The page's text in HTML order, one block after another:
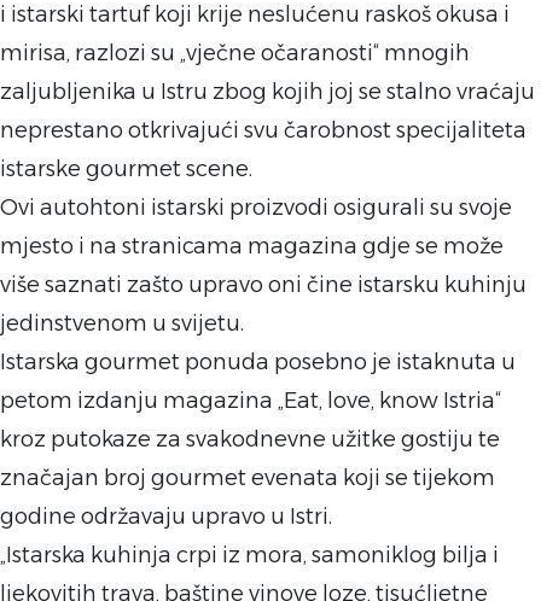
i istarski tartuf koji krije neslućenu raskoš okusa i
mirisa, razlozi su „vječne očaranosti“ mnogih
zaljubljenika u Istru zbog kojih joj se stalno vraćaju
neprestano otkrivajući svu čarobnost specijaliteta
istarske gourmet scene.
Ovi autohtoni istarski proizvodi osigurali su svoje
mjesto i na stranicama magazina gdje se može
više saznati zašto upravo oni čine istarsku kuhinju
jedinstvenom u svijetu.
Istarska gourmet ponuda posebno je istaknuta u
petom izdanju magazina „Eat, love, know Istria“
kroz putokaze za svakodnevne užitke gostiju te
značajan broj gourmet evenata koji se tijekom
godine održavaju upravo u Istri.
„Istarska kuhinja crpi iz mora, samoniklog bilja i
ljekovitih trava, baštine vinove loze, tisućljetne